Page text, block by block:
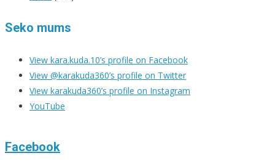
Seko mums
View kara.kuda.10’s profile on Facebook
View @karakuda360’s profile on Twitter
View karakuda360’s profile on Instagram
YouTube
Facebook